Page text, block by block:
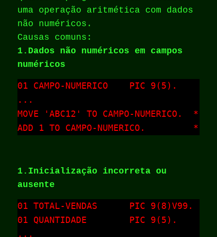
uma operação aritmética com dados
não numéricos.
Causas comuns:
1.Dados não numéricos em campos
numéricos
01 CAMPO-NUMERICO    PIC 9(5).
...
MOVE 'ABC12' TO CAMPO-NUMERICO.
ADD 1 TO CAMPO-NUMERICO.         *
1.Inicialização incorreta ou
ausente
01 TOTAL-VENDAS      PIC 9(8)V99.
01 QUANTIDADE        PIC 9(5).
...